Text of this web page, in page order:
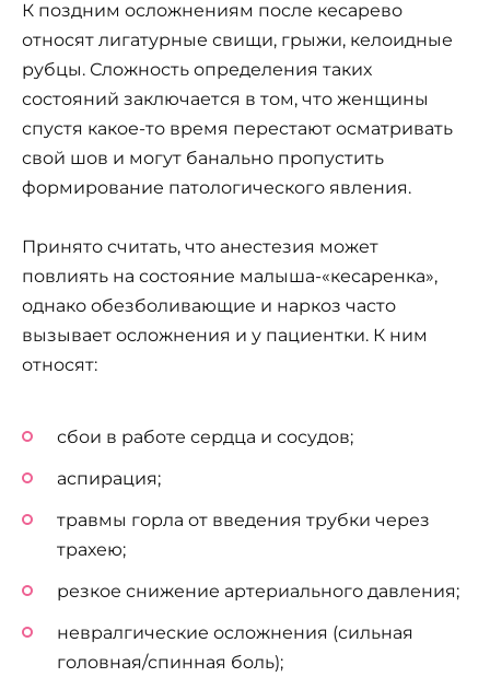
К поздним осложнениям после кесарево
относят лигатурные свищи, грыжи, келоидные
рубцы. Сложность определения таких
состояний заключается в том, что женщины
спустя какое-то время перестают осматривать
свой шов и могут банально пропустить
формирование патологического явления.
Принято считать, что анестезия может
повлиять на состояние малыша-«кесаренка»,
однако обезболивающие и наркоз часто
вызывает осложнения и у пациентки. К ним
относят:
сбои в работе сердца и сосудов;
аспирация;
травмы горла от введения трубки через
трахею;
резкое снижение артериального давления;
невралгические осложнения (сильная
головная/спинная боль);